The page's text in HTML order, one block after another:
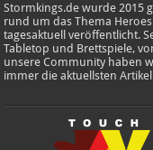
Stormkings.de wurde 2015
rund um das Thema
tagesaktuell veröffentlicht.
Tabletop und Brettspiele,
unsere Community haben
immer die aktuellsten